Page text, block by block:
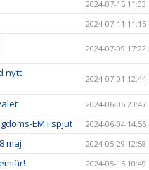
2024-07-15 11:03
2024-07-11 11:15
2024-07-09 17:22
nytt
2024-07-01 12:44
2024-06-06 23:47
EM i spjut 2024-06-04 14:55
maj 2024-05-29 12:58
2024-05-15 10:49